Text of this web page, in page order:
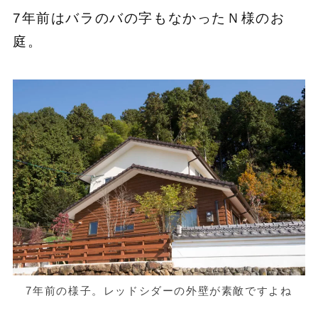
7年前はバラのバの字もなかったＮ様のお
庭。
7年前の様子。レッドシダーの外壁が素敵ですよね